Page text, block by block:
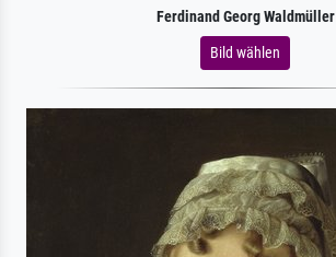
Ferdinand Georg Waldmüller
Bild wählen